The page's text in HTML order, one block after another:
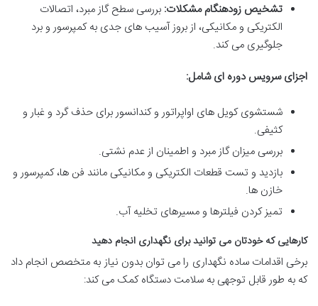
تشخیص زودهنگام مشکلات: بررسی سطح گاز مبرد، اتصالات
الکتریکی و مکانیکی، از بروز آسیب های جدی به کمپرسور و برد
جلوگیری می کند.
اجزای سرویس دوره ای شامل:
شستشوی کویل های اواپراتور و کندانسور برای حذف گرد و غبار و
کثیفی.
بررسی میزان گاز مبرد و اطمینان از عدم نشتی.
بازدید و تست قطعات الکتریکی و مکانیکی مانند فن ها، کمپرسور و
خازن ها.
تمیز کردن فیلترها و مسیرهای تخلیه آب.
کارهایی که خودتان می توانید برای نگهداری انجام دهید
برخی اقدامات ساده نگهداری را می توان بدون نیاز به متخصص انجام داد
که به طور قابل توجهی به سلامت دستگاه کمک می کند: